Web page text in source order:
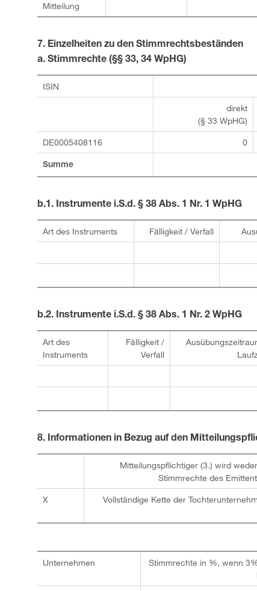
Mitteilung
7. Einzelheiten zu den Stimmrechtsbeständen
a. Stimmrechte (§§ 33, 34 WpHG)
ISIN
direkt
(§ 33 WpHG)
DE0005408116 0
Summe
b.1. Instrumente i.S.d. § 38 Abs. 1 Nr. 1 WpHG
Art des Instruments Fälligkeit / Verfall
b.2. Instrumente i.S.d. § 38 Abs. 1 Nr. 2 WpHG
Art des
Instruments
Fälligkeit /
Verfall
8. Informationen in Bezug auf den
Mitteilungspflichtiger (3.) wird
Stimmrechte des
X
Vollständige Kette der
Unternehmen
Stimmrechte in %, wenn